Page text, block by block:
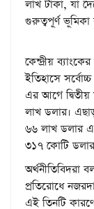
লাখ টাকা, যা
গুরুত্বপূর্ণ ভূমিকা
কেন্দ্রীয়
ইতিহাসে
এর আগে দ্বিতীয়
লাখ ডলার।
৬৬ লাখ ডলার
৩১৭ কোটি
অর্থনীতিবিদরা
প্রতিরোধে
এই তিনটি